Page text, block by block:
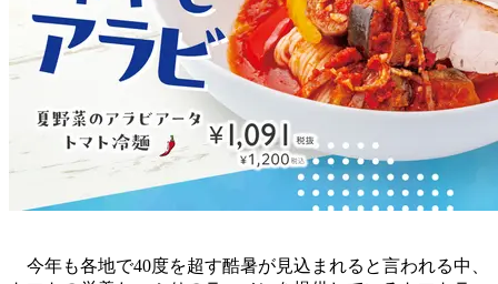
今年も各地で40度を超す酷暑が見込まれると言われる中、